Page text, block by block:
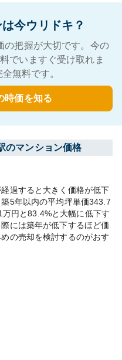
今ウリドキ？
の把握が大切です。今の
でいますぐ受け取れま
無料です。
時価を知る
のマンション価格
過すると大きく価格が低下
5年以内の平均坪単価343.7
円と83.4%と大幅に低下す
には築年が低下するほど価
の売却を検討するのがおす